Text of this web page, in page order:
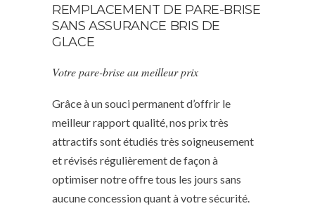
REMPLACEMENT DE PARE-BRISE
SANS ASSURANCE BRIS DE
GLACE
Votre pare-brise au meilleur prix
Grâce à un souci permanent d’offrir le
meilleur rapport qualité, nos prix très
attractifs sont étudiés très soigneusement
et révisés régulièrement de façon à
optimiser notre offre tous les jours sans
aucune concession quant à votre sécurité.